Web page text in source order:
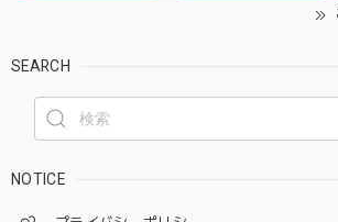
SEARCH
NOTICE